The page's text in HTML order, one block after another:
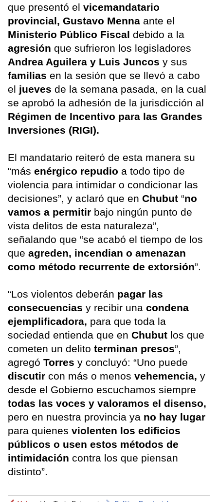
que presentó el vicemandatario
provincial, Gustavo Menna ante el
Ministerio Público Fiscal debido a la
agresión que sufrieron los legisladores
Andrea Aguilera y Luis Juncos y sus
familias en la sesión que se llevó a cabo
el jueves de la semana pasada, en la cual
se aprobó la adhesión de la jurisdicción al
Régimen de Incentivo para las Grandes
Inversiones (RIGI).
El mandatario reiteró de esta manera su
“más enérgico repudio a todo tipo de
violencia para intimidar o condicionar las
decisiones”, y aclaró que en Chubut “no
vamos a permitir bajo ningún punto de
vista delitos de esta naturaleza”,
señalando que “se acabó el tiempo de los
que agreden, incendian o amenazan
como método recurrente de extorsión”.
“Los violentos deberán pagar las
consecuencias y recibir una condena
ejemplificadora, para que toda la
sociedad entienda que en Chubut los que
cometen un delito terminan presos”,
agregó Torres y concluyó: “Uno puede
discutir con más o menos vehemencia, y
desde el Gobierno escuchamos siempre
todas las voces y valoramos el disenso,
pero en nuestra provincia ya no hay lugar
para quienes violenten los edificios
públicos o usen estos métodos de
intimidación contra los que piensan
distinto”.